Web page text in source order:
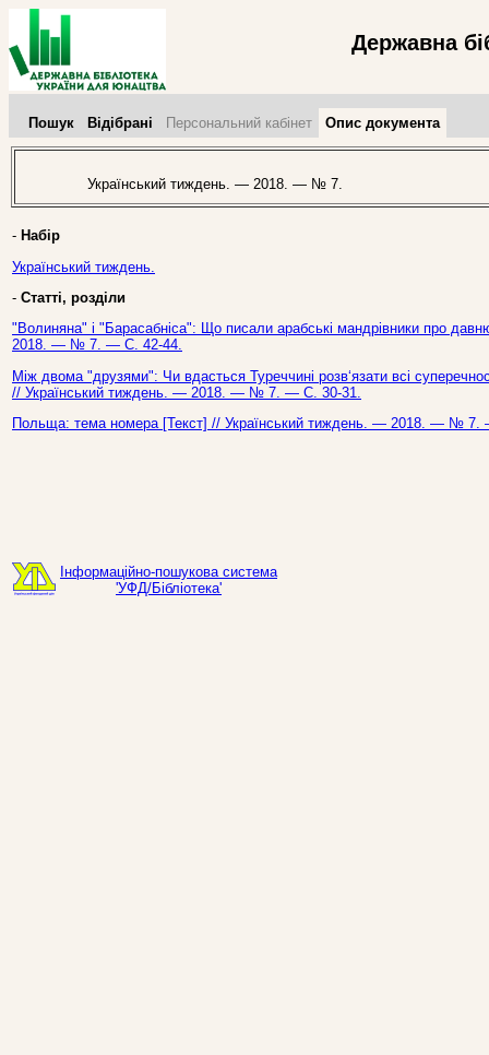
Державна
Пошук Відібрані Персональний кабінет Опис документа
Український тиждень. — 2018. — № 7.
- Набір
Український тиждень.
- Статті, розділи
"Волиняна" і "Барасабніса": Що писали арабські мандрівники про
2018. — № 7. — С. 42-44.
Між двома "друзями": Чи вдасться Туреччині розв‘язати всі
// Український тиждень. — 2018. — № 7. — С. 30-31.
Польща: тема номера [Текст] // Український тиждень. — 2018. — №
Інформаційно-пошукова система
'УФД/Бібліотека'